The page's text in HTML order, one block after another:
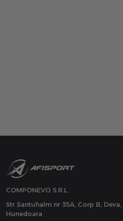
COMPONEVO S.R.L.
Str Santuhalm nr 35A, Corp B, Deva,
Hunedoara